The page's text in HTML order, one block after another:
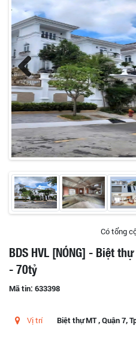
Có tổng
BDS HVL [NÓNG] - Biệt
- 70tỷ
Mã tin: 633398
Vị trí
Biệt thự MT , Quận 7,